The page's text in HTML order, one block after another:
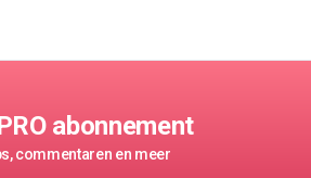
abonnement
commentaren en meer